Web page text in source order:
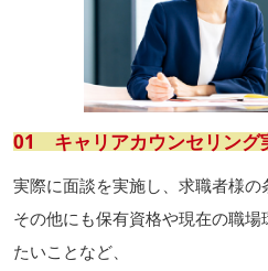
01 キャリアカウンセリング
実際に面談を実施し、求職者様の
その他にも保有資格や現在の職
たいことなど、